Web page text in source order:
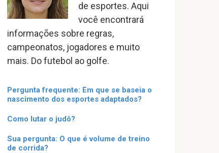
de esportes. Aqui
você encontrará
informações sobre regras,
campeonatos, jogadores e muito
mais. Do futebol ao golfe.
Pergunta frequente: Em que se baseia o
nascimento dos esportes adaptados?
Como lutar o judô?
Sua pergunta: O que é volume de treino
de corrida?